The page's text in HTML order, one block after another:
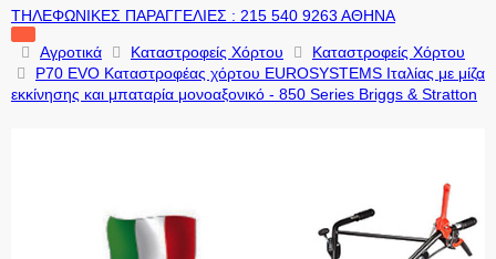
ΤΗΛΕΦΩΝΙΚΕΣ ΠΑΡΑΓΓΕΛΙΕΣ : 215 540 9263 ΑΘΗΝΑ
Aγροτικά Καταστροφείς Χόρτου
Καταστροφείς Χόρτου
P70 EVO Καταστροφέας χόρτου EUROSYSTEMS Ιταλίας με μίζα
εκκίνησης και μπαταρία μονοαξονικό - 850 Series Briggs & Stratton